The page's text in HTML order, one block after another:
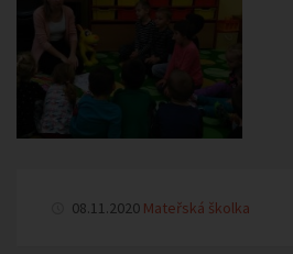
08.11.2020 Mateřská školka